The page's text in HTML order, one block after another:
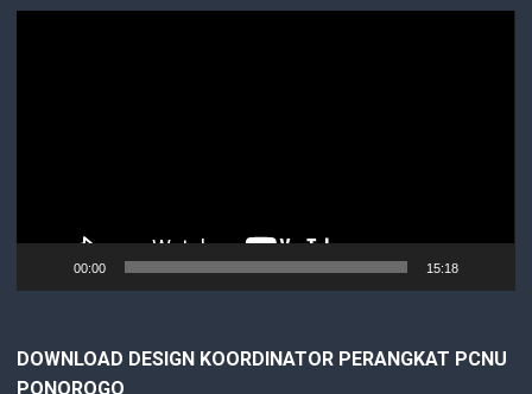
00:00 15:18
DOWNLOAD DESIGN KOORDINATOR PERANGKAT PCNU
PONOROGO